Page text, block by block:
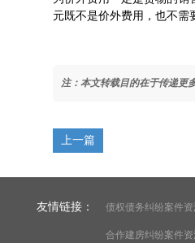
元既不是价外费用，也不需
注：本文转载目的在于传递更
上一篇
友情链接： 债权债务纠纷案件资
合作建房纠纷案件资